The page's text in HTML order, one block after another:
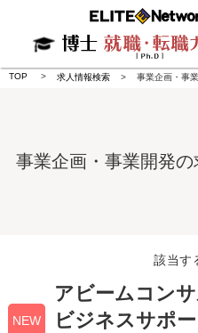
TOP 求人情報検索 事業企画・事
事業企画・事業開発
該当す
NEW
アビームコン
ビジネスサポ